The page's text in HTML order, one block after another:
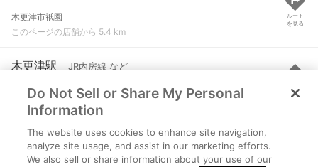
木更津市祇園
このページの店舗から 5.4 km
ルート
を見る
木更津駅 JR内房線 など
木更津市富士見１丁目
このページの店舗から 6 km
ルート
を見る
上総清川駅
木更津市菅生
Do Not Sell or Share My Personal
Information
The website uses cookies to enhance site navigation,
analyze site usage, and assist in our marketing efforts.
We also sell or share information about your use of our